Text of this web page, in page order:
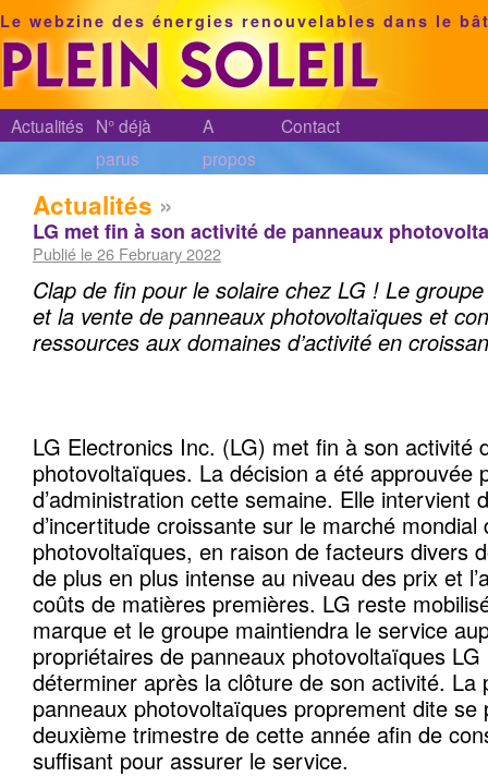
Le webzine des énergies renouvelables dans le
Actualités N° déjà
parus
A
propos
Contact
Actualités »
LG met fin à son activité de panneaux
Publié le 26 February 2022
Clap de fin pour le solaire chez LG ! Le
et la vente de panneaux photovoltaïques et
ressources aux domaines d’activité en
LG Electronics Inc. (LG) met fin à son activité
photovoltaïques. La décision a été approuvée
d’administration cette semaine. Elle intervient
d’incertitude croissante sur le marché mondial
photovoltaïques, en raison de facteurs divers
de plus en plus intense au niveau des prix et
coûts de matières premières. LG reste
marque et le groupe maintiendra le service
propriétaires de panneaux photovoltaïques
déterminer après la clôture de son activité. La
panneaux photovoltaïques proprement dite se
deuxième trimestre de cette année afin de
suffisant pour assurer le service.